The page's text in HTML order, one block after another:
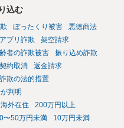
込む
ぼったくり被害
悪徳商法
プリ詐欺
架空請求
者の詐欺被害
振り込め詐欺
約取消
返金請求
詐欺の法的措置
判明
外在住
200万円以上
〜50万円未満 10万円未満